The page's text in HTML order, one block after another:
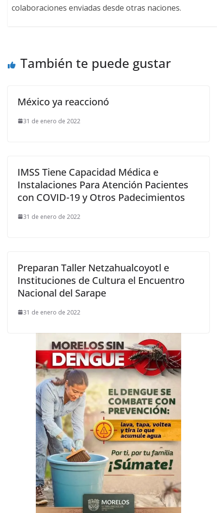
colaboraciones enviadas desde otras naciones.
También te puede gustar
México ya reaccionó
31 de enero de 2022
IMSS Tiene Capacidad Médica e
Instalaciones Para Atención Pacientes
con COVID-19 y Otros Padecimientos
31 de enero de 2022
Preparan Taller Netzahualcoyotl e
Instituciones de Cultura el Encuentro
Nacional del Sarape
31 de enero de 2022